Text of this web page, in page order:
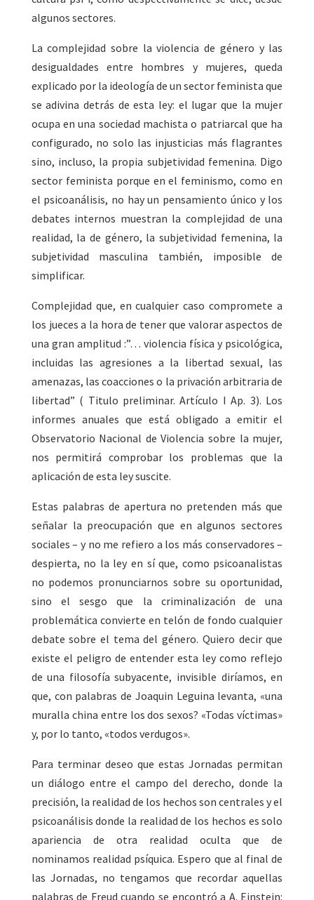
algunos sectores.
La complejidad sobre la violencia de género y las
desigualdades entre hombres y mujeres, queda
explicado por la ideología de un sector feminista que
se adivina detrás de esta ley: el lugar que la mujer
ocupa en una sociedad machista o patriarcal que ha
configurado, no solo las injusticias más flagrantes
sino, incluso, la propia subjetividad femenina. Digo
sector feminista porque en el feminismo, como en
el psicoanálisis, no hay un pensamiento único y los
debates internos muestran la complejidad de una
realidad, la de género, la subjetividad femenina, la
subjetividad masculina también, imposible de
simplificar.
Complejidad que, en cualquier caso compromete a
los jueces a la hora de tener que valorar aspectos de
una gran amplitud :”… violencia física y psicológica,
incluidas las agresiones a la libertad sexual, las
amenazas, las coacciones o la privación arbitraria de
libertad” ( Titulo preliminar. Artículo I Ap. 3). Los
informes anuales que está obligado a emitir el
Observatorio Nacional de Violencia sobre la mujer,
nos permitirá comprobar los problemas que la
aplicación de esta ley suscite.
Estas palabras de apertura no pretenden más que
señalar la preocupación que en algunos sectores
sociales – y no me refiero a los más conservadores –
despierta, no la ley en sí que, como psicoanalistas
no podemos pronunciarnos sobre su oportunidad,
sino el sesgo que la criminalización de una
problemática convierte en telón de fondo cualquier
debate sobre el tema del género. Quiero decir que
existe el peligro de entender esta ley como reflejo
de una filosofía subyacente, invisible diríamos, en
que, con palabras de Joaquin Leguina levanta, «una
muralla china entre los dos sexos? «Todas víctimas»
y, por lo tanto, «todos verdugos».
Para terminar deseo que estas Jornadas permitan
un diálogo entre el campo del derecho, donde la
precisión, la realidad de los hechos son centrales y el
psicoanálisis donde la realidad de los hechos es solo
apariencia de otra realidad oculta que de
nominamos realidad psíquica. Espero que al final de
las Jornadas, no tengamos que recordar aquellas
palabras de Freud cuando se encontró a A. Einstein: